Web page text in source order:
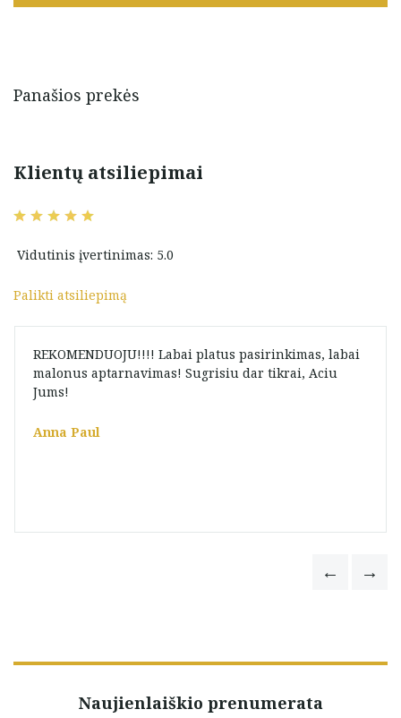
perlamutru
Panašios prekės
Klientų atsiliepimai
Vidutinis įvertinimas: 5.0
Palikti atsiliepimą
REKOMENDUOJU!!!! Labai platus pasirinkimas, labai
malonus aptarnavimas! Sugrisiu dar tikrai, Aciu
Jums!
Anna Paul
Naujienlaiškio prenumerata